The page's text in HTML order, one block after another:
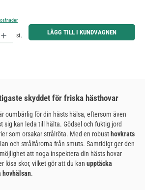
eller använd knapparna för att öka eller minska kvantiteten.
st. LÄGG TILL I KUNDVAGNEN
skyddet för friska hästhovar
oumbärlig för din hästs hälsa, eftersom även
sig kan leda till hälta. Gödsel och fuktig jord
som orsakar strålröta. Med en robusthovkrats
och strålfårorna från smuts. Samtidigt ger den
att noga inspektera din hästs hovar
lösa skor, vilket gör att du kan upptäcka
hovhälsan.